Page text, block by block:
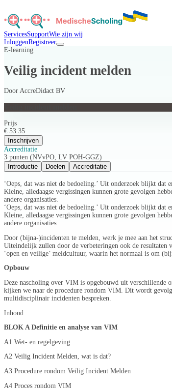
ServicesSupportWie zijn wij
InloggenRegistreer
E-learning
Veilig incident melden
Door AccreDidact BV
Prijs
€ 53.35
Inschrijven
Accreditatie
3 punten (NVvPO, LV POH-GGZ)
Introductie
Doelen Accreditatie
‘Oeps, dat was niet de bedoeling.’ Uit onderzoek blijkt
Kleine, alledaagse vergissingen kunnen grote gevolgen
andere organisaties.
‘Oeps, dat was niet de bedoeling.’ Uit onderzoek blijkt
Kleine, alledaagse vergissingen kunnen grote gevolgen
andere organisaties.
Door (bijna-)incidenten te melden, werk je mee aan het
Uiteindelijk zullen door de verbeteringen ook de resultaten
‘open en veilige’ meldcultuur, waarin het normaal is om
Opbouw
Deze nascholing over VIM is opgebouwd uit verschillende
kijken we naar de procedure rondom VIM. Dit wordt
multidisciplinair incidenten bespreken.
Inhoud
BLOK A Definitie en analyse van VIM
A1 Wet- en regelgeving
A2 Veilig Incident Melden, wat is dat?
A3 Procedure rondom Veilig Incident Melden
A4 Proces rondom VIM